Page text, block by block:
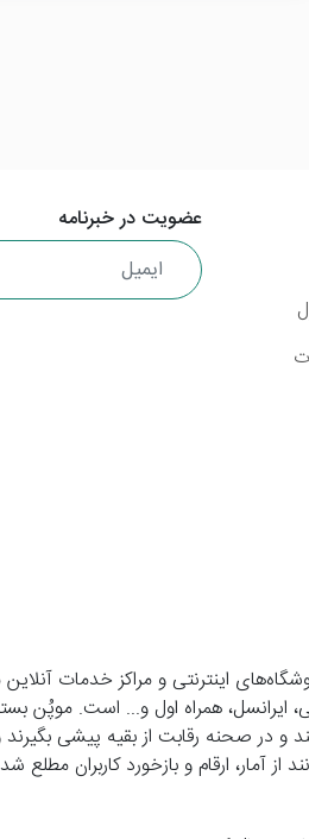
عضویت در خبرنامه
اینترنتی و مراکز خدمات آنلاین
ایرانسل، همراه اول و... است. موپُن
صحنه رقابت از بقیه پیشی بگیرند و
آمار، ارقام و بازخورد کاربران